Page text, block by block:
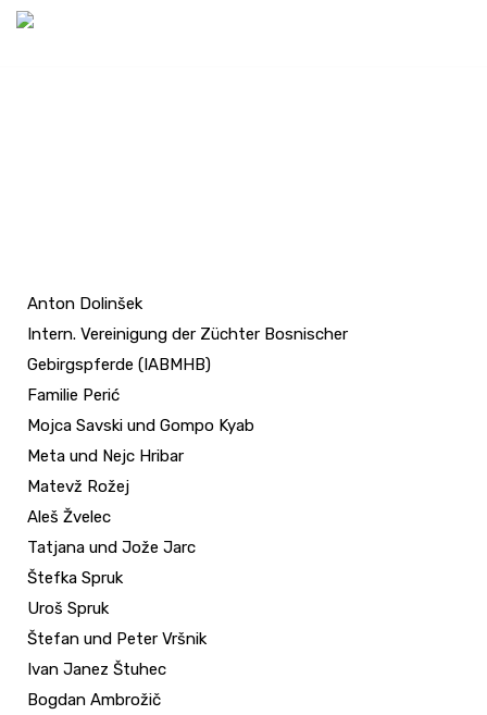
Anton Dolinšek
Intern. Vereinigung der Züchter Bosnischer
Gebirgspferde (IABMHB)
Familie Perić
Mojca Savski und Gompo Kyab
Meta und Nejc Hribar
Matevž Rožej
Aleš Žvelec
Tatjana und Jože Jarc
Štefka Spruk
Uroš Spruk
Štefan und Peter Vršnik
Ivan Janez Štuhec
Bogdan Ambrožič